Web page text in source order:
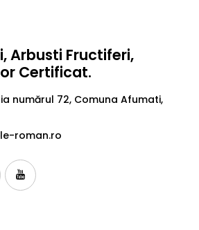
Arbusti Fructiferi,
Certificat.
numărul 72, Comuna Afumati,
roman.ro